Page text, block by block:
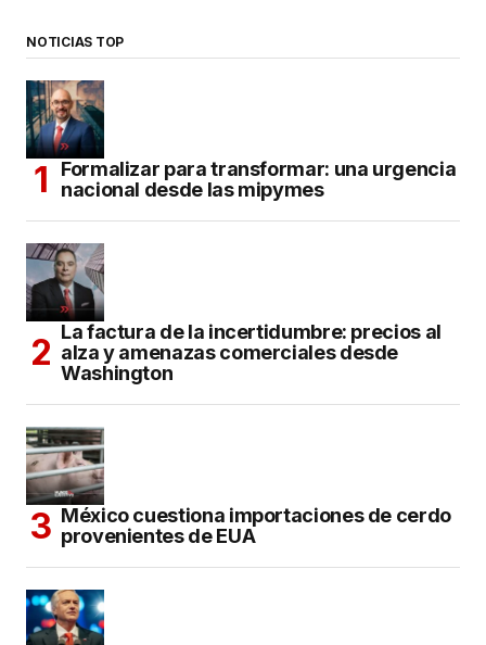
NOTICIAS TOP
Formalizar para transformar: una urgencia
nacional desde las mipymes
La factura de la incertidumbre: precios al
alza y amenazas comerciales desde
Washington
México cuestiona importaciones de cerdo
provenientes de EUA